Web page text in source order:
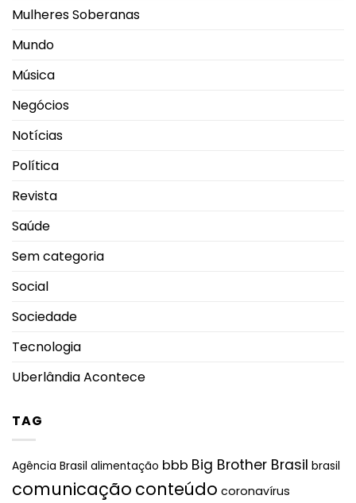
Mulheres Soberanas
Mundo
Música
Negócios
Notícias
Política
Revista
Saúde
Sem categoria
Social
Sociedade
Tecnologia
Uberlândia Acontece
TAG
Agência Brasil alimentação bbb Big Brother Brasil brasil
comunicação conteúdo coronavírus